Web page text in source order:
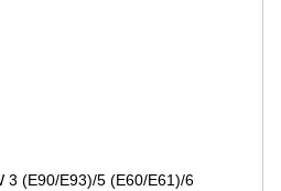
3 (E90/E93)/5 (E60/E61)/6